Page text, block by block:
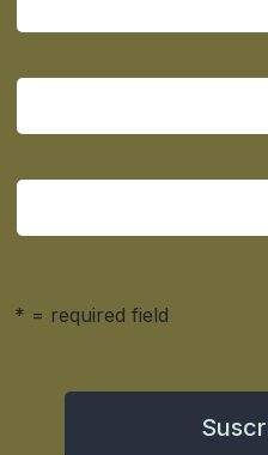
* = required field